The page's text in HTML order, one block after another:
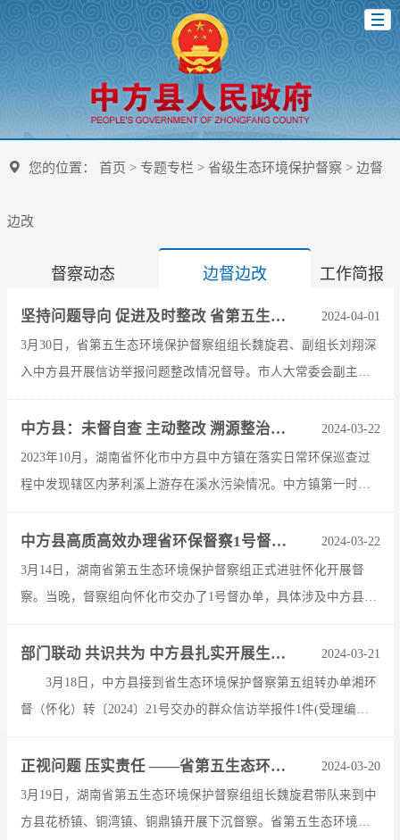
您的位置： 首页 > 专题专栏 > 省级生态环境保护督察> 边督
边改
督察动态 边督边改 工作简报
坚持问题导向 促进及时整改 省第五生态环境保护督察组在中方督导 2024-04-01
3月30日，省第五生态环境保护督察组组长魏旋君、副组长刘翔深
入中方县开展信访举报问题整改情况督导。市人大常委会副主任
熊安台，县委副书记、县长胡杰，县领导魏鑫、田华参加。中方
县泸阳镇中村...
中方县：未督自查 主动整改 溯源整治茅利溪上游溪水污染问题 2024-03-22
2023年10月，湖南省怀化市中方县中方镇在落实日常环保巡查过
程中发现辖区内茅利溪上游存在溪水污染情况。中方镇第一时间
向怀化市生态环境局中方分局以及联系该镇的县级领导报告污染
情况，接到报...
中方县高质高效办理省环保督察1号督办件 2024-03-22
3月14日，湖南省第五生态环境保护督察组正式进驻怀化开展督
察。当晚，督察组向怀化市交办了1号督办单，具体涉及中方县铜
湾镇怀化泽泓建材有限公司和沅水干流中方县铜鼎镇重要河段治
理工程环保问...
部门联动 共识共为 中方县扎实开展生态环保督察转办信访问题整改工作 2024-03-21
3月18日，中方县接到省生态环境保护督察第五组转办单湘环
督（怀化）转〔2024〕21号交办的群众信访举报件1件(受理编号
D2HH20240319007)，反映“怀化市中方县花桥镇花桥村...
正视问题 压实责任 ——省第五生态环境保护督察组赴中方县开展下沉督察 2024-03-20
3月19日，湖南省第五生态环境保护督察组组长魏旋君带队来到中
方县花桥镇、铜湾镇、铜鼎镇开展下沉督察。省第五生态环境保